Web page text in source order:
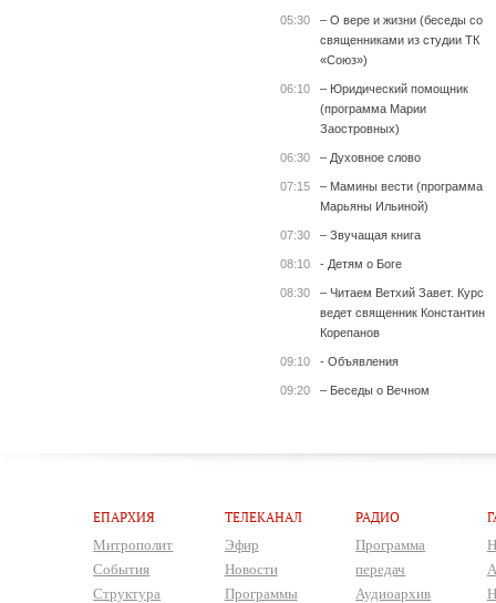
05:30
– О вере и жизни (беседы со
священниками из студии ТК
«Союз»)
06:10
– Юридический помощник
(программа Марии
Заостровных)
06:30 – Духовное слово
07:15
– Мамины вести (программа
Марьяны Ильиной)
07:30 – Звучащая книга
08:10 - Детям о Боге
08:30
– Читаем Ветхий Завет. Курс
ведет священник Константин
Корепанов
09:10 - Объявления
09:20 – Беседы о Вечном
ЕПАРХИЯ
Митрополит
События
Структура
ТЕЛЕКАНАЛ
Эфир
Новости
Программы
РАДИО
Программа
передач
Аудиоархив